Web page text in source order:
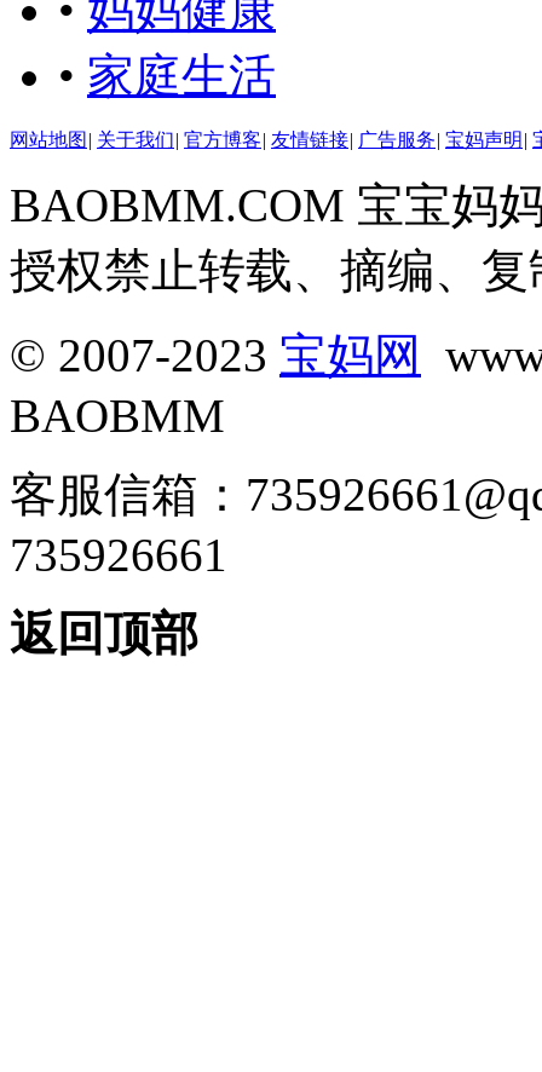
• 家庭生活
网站地图 | 关于我们| 官方博客| 友情链接| 广告服务| 宝妈声明 |
BAOBMM.COM 宝宝妈
授权禁止转载、摘编、
© 2007-2023 宝妈网
BAOBMM
客服信箱：
735926661
返回顶部